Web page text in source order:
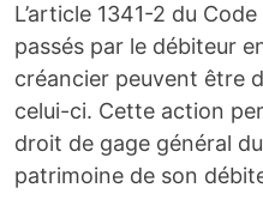
L’article 1341-2 du
passés par le débiteur
créancier peuvent être
celui-ci. Cette action
droit de gage général
patrimoine de son